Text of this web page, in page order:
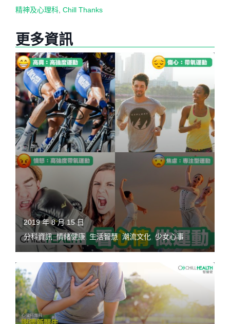
精神及心理科 Chill Thanks
更多資訊
2019 年 8 月 15 日
分科資訊,情緒健康 生活智慧 潮流文化 少女心事